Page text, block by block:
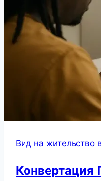
Вид на жительство